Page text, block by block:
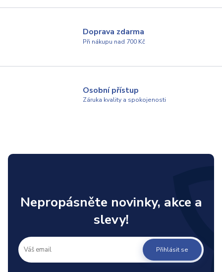
Doprava zdarma
Při nákupu nad 700 Kč
Osobní přístup
Záruka kvality a spokojenosti
Nepropásněte novinky, akce a
slevy!
Přihlásit se